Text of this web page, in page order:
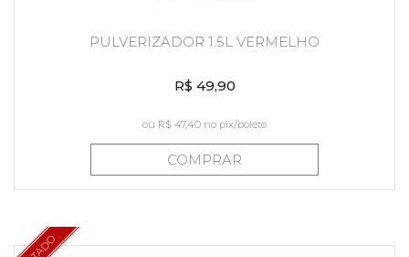
PULVERIZADOR 1.5L VERMELHO
R$ 49,90
ou R$ 47,40 no pix/boleto
COMPRAR